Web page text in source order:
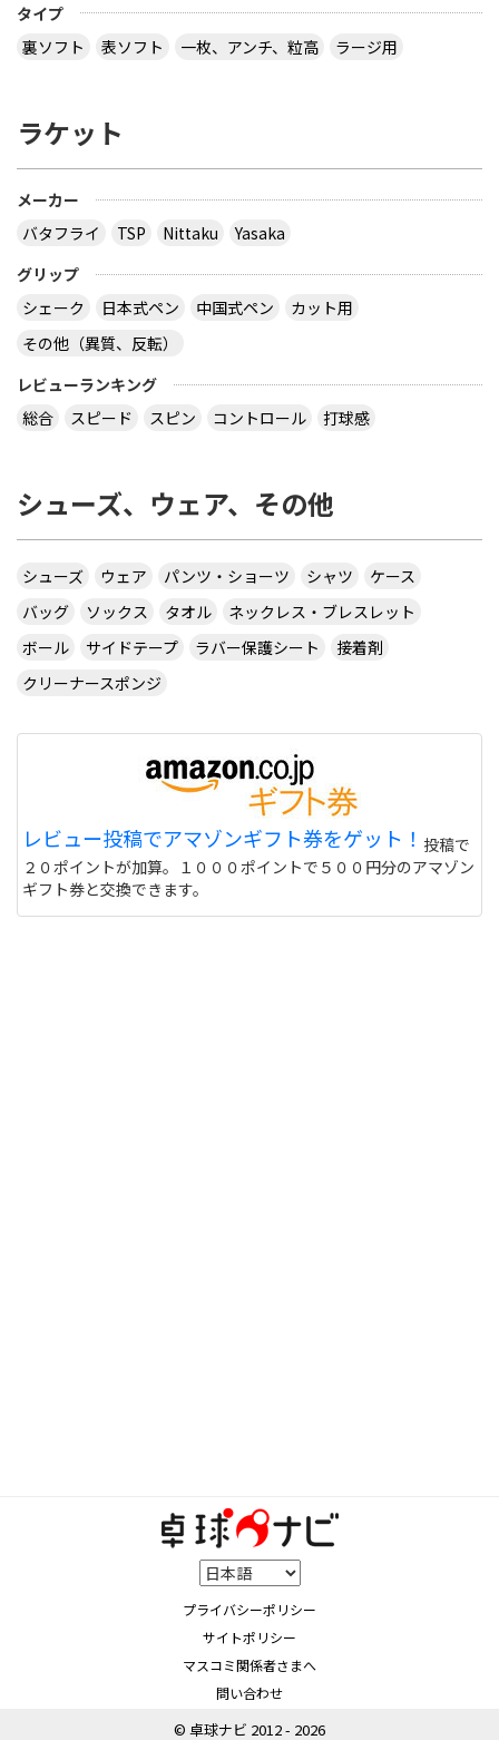
タイプ
裏ソフト
表ソフト 一枚、アンチ、粒高 ラージ用
ラケット
メーカー
バタフライ
TSP Nittaku
Yasaka
グリップ
シェーク
日本式ペン 中国式ペン
カット用
その他（異質、反転）
レビューランキング
総合
スピード スピン コントロール 打球感
シューズ、ウェア、その他
シューズ ウェア パンツ・ショーツ シャツ
ケース
バッグ
ソックス タオル
ネックレス・ブレスレット
ボール
サイドテープ ラバー保護シート
接着剤
クリーナースポンジ
レビュー投稿でアマゾンギフト券をゲット！ 投稿で
２０ポイントが加算。１０００ポイントで５００円分のアマゾン
ギフト券と交換できます。
プライバシーポリシー
サイトポリシー
マスコミ関係者さまへ
問い合わせ
© 卓球ナビ 2012 - 2026